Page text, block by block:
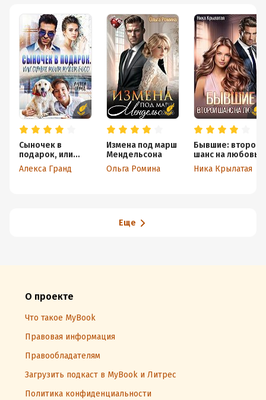
Сыночек в
подарок, или
Станьте моим
мужем, босс!
Алекса Гранд
Измена под марш
Мендельсона
Ольга Ромина
Бывшие: второй
шанс на любовь
Ника Крылатая
Еще
О проекте
Что такое MyBook
Правовая информация
Правообладателям
Загрузить подкаст в MyBook и Литрес
Политика конфиденциальности